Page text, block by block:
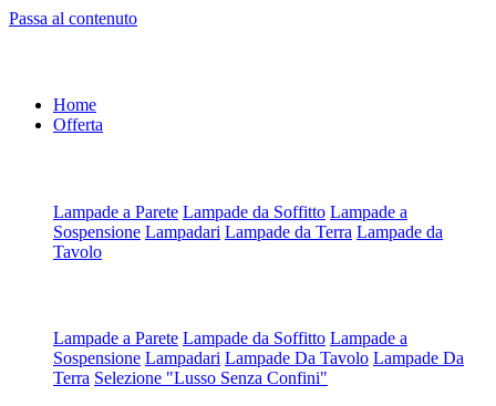
Passa al contenuto
Home
Offerta
Lampade a Parete Lampade da Soffitto Lampade a
Sospensione Lampadari Lampade da Terra Lampade da
Tavolo
Lampade a Parete Lampade da Soffitto Lampade a
Sospensione Lampadari Lampade Da Tavolo Lampade Da
Terra Selezione "Lusso Senza Confini"